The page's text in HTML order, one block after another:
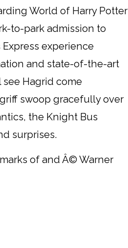
World of Harry Potter
to-park admission to
experience
and state-of-the-art
Hagrid come
swoop gracefully over
the Knight Bus
surprises.
of and Â© Warner